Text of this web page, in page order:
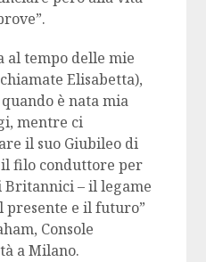
al tempo delle mie
Elisabetta),
è nata mia
mentre ci
il suo Giubileo di
il filo conduttore per
– il legame
presente e il futuro”
Console
a Milano.